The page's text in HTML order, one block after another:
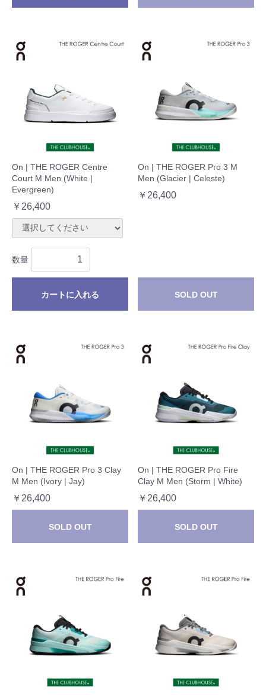
On | THE ROGER Centre
Court M Men (White |
Evergreen)
￥26,400
数量
カートに入れる
On | THE ROGER Pro 3 M
Men (Glacier | Celeste)
￥26,400
SOLD OUT
On | THE ROGER Pro 3 Clay
M Men (Ivory | Jay)
￥26,400
SOLD OUT
On | THE ROGER Pro Fire
Clay M Men (Storm | White)
￥26,400
SOLD OUT